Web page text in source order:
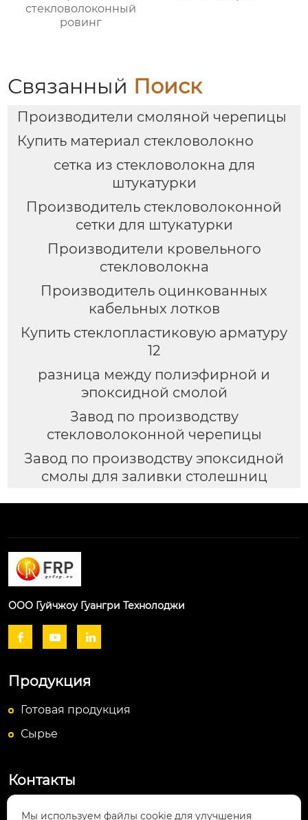
стекловолоконный
ровинг
Связанный Поиск
Производители смоляной черепицы
Купить материал стекловолокно
сетка из стекловолокна для
штукатурки
Производитель стекловолоконной
сетки для штукатурки
Производители кровельного
стекловолокна
Производитель оцинкованных
кабельных лотков
Купить стеклопластиковую арматуру
12
разница между полиэфирной и
эпоксидной смолой
Завод по производству
стекловолоконной черепицы
Завод по производству эпоксидной
смолы для заливки столешниц
ООО Гуйчжоу Гуангри Технолоджи
  
Продукция
Готовая продукция
Сырье
Контакты

Посёлок Байюньшань, уезд Чаншунь,
Мы используем файлы cookie для улучшения